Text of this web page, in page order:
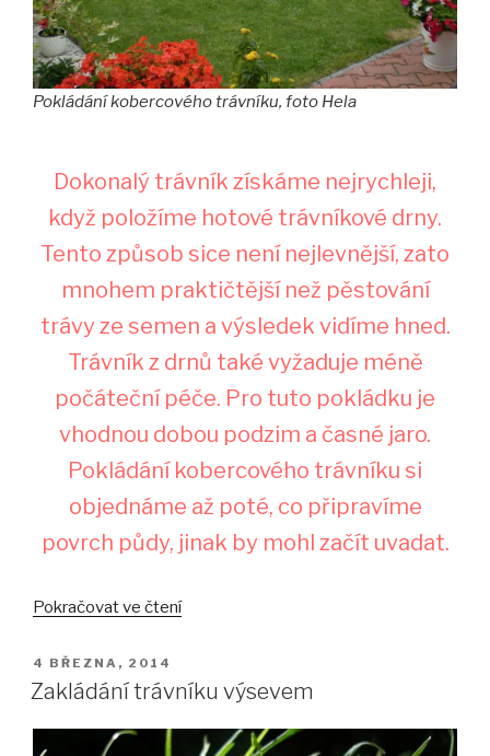
Pokládání kobercového trávníku, foto Hela
Dokonalý trávník získáme nejrychleji,
když položíme hotové trávníkové drny.
Tento způsob sice není nejlevnější, zato
mnohem praktičtější než pěstování
trávy ze semen a výsledek vidíme hned.
Trávník z drnů také vyžaduje méně
počáteční péče. Pro tuto pokládku je
vhodnou dobou podzim a časné jaro.
Pokládání kobercového trávníku si
objednáme až poté, co připravíme
povrch půdy, jinak by mohl začít uvadat.
Pokračovat ve čtení„Pokládání
PUBLIKOVÁNO
4 BŘEZNA, 2014
Zakládání trávníku výsevem